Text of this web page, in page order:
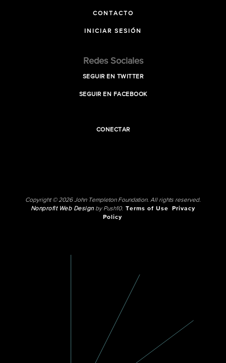
CONTACTO
INICIAR SESIÓN
Redes Sociales
SEGUIR EN TWITTER
SEGUIR EN FACEBOOK
CONECTAR
Copyright © 2026 John Templeton Foundation. All rights reserved.
Nonprofit Web Designby Push10. Terms of Use
Privacy
Policy